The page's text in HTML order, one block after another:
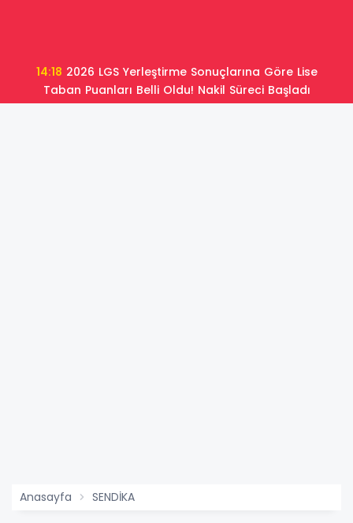
14:18
Taban Puanları Belli Oldu! Nakil Süreci Başladı
Anasayfa SENDİKA